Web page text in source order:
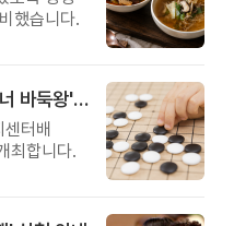
했습니다.
제3회 서초구 아버지센터배 '매너 바둑왕' 대회
터배
최합니다.